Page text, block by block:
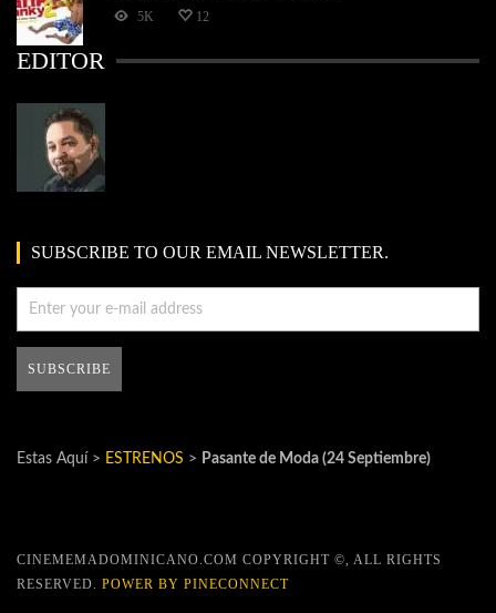
5K 12
EDITOR
SUBSCRIBE TO OUR EMAIL NEWSLETTER.
Estas Aquí > ESTRENOS > Pasante de Moda (24 Septiembre)
CINEMEMADOMINICANO.COM COPYRIGHT ©, ALL RIGHTS
RESERVED. POWER BY PINECONNECT